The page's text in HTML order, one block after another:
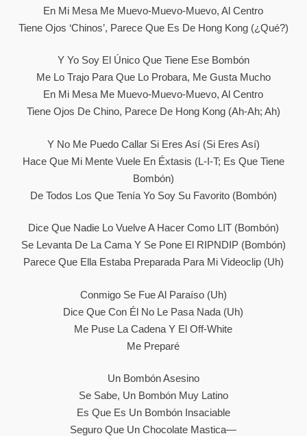
En Mi Mesa Me Muevo-Muevo-Muevo, Al Centro
Tiene Ojos ‘chinos’, Parece Que Es De Hong Kong (¿Qué?)
Y Yo Soy El Único Que Tiene Ese Bombón
Me Lo Trajo Para Que Lo Probara, Me Gusta Mucho
En Mi Mesa Me Muevo-Muevo-Muevo, Al Centro
Tiene Ojos De Chino, Parece De Hong Kong (Ah-Ah; Ah)
Y No Me Puedo Callar Si Eres Así (Si Eres Así)
Hace Que Mi Mente Vuele En Éxtasis (L-I-T; Es Que Tiene
Bombón)
De Todos Los Que Tenía Yo Soy Su Favorito (Bombón)
Dice Que Nadie Lo Vuelve A Hacer Como LIT (Bombón)
Se Levanta De La Cama Y Se Pone El RIPNDIP (Bombón)
Parece Que Ella Estaba Preparada Para Mi Videoclip (Uh)
Conmigo Se Fue Al Paraíso (Uh)
Dice Que Con Él No Le Pasa Nada (Uh)
Me Puse La Cadena Y El Off-White
Me Preparé
Un Bombón Asesino
Se Sabe, Un Bombón Muy Latino
Es Que Es Un Bombón Insaciable
Seguro Que Un Chocolate Mastica—